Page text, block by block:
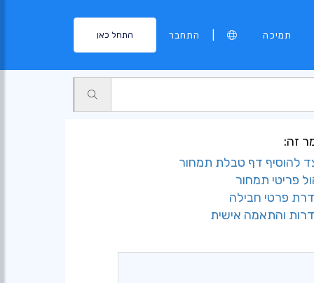
תמיכה התחבר התחל כאן
זה:
להוסיף דף טבלת תמחור
פריטי תמחור
פרטי חבילה
והתאמה אישית